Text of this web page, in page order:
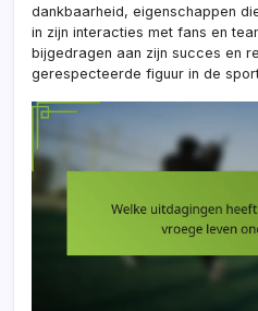
dankbaarheid, eigenschappen
in zijn interacties met fans en
bijgedragen aan zijn succes en
gerespecteerde figuur in de